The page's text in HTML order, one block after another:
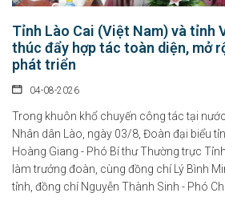
Tỉnh Lào Cai (Việt Nam) và tỉnh
thúc đẩy hợp tác toàn diện, mở
phát triển
04-08-2026
Trong khuôn khổ chuyến công tác tại
Nhân dân Lào, ngày 03/8, Đoàn đại biểu
Hoàng Giang - Phó Bí thư Thường trực
làm trưởng đoàn, cùng đồng chí Lý Bình
tỉnh, đồng chí Nguyễn Thành Sinh - Phó